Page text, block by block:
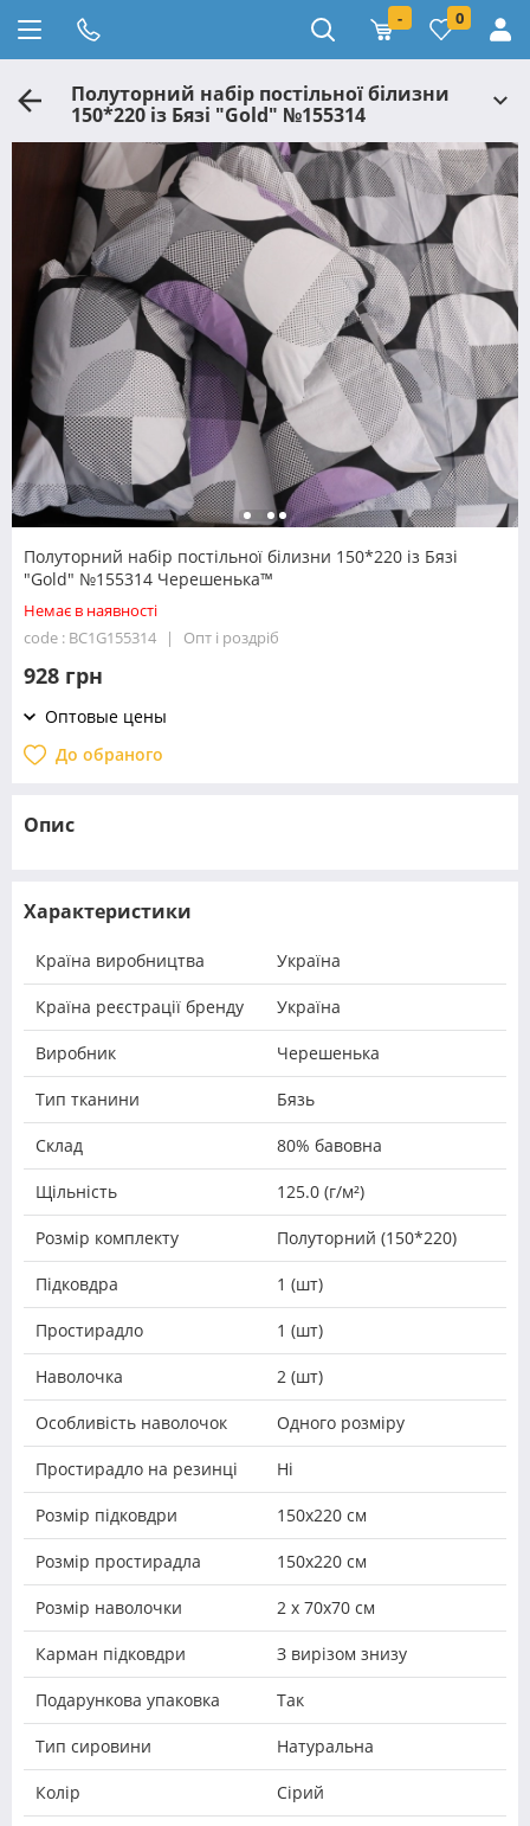
- 0
Полуторний набір постільної білизни
150*220 із Бязі "Gold" №155314
Черешенька™
Полуторний набір постільної білизни 150*220 із Бязі
"Gold" №155314 Черешенька™
Немає в наявності
code : BC1G155314
Опт і роздріб
928 грн
Оптовые цены
До обраного
Опис
Характеристики
Країна виробництва Україна
Країна реєстрації бренду Україна
Виробник Черешенька
Тип тканини Бязь
Склад 80% бавовна
Щільність 125.0 (г/м²)
Розмір комплекту Полуторний (150*220)
Підковдра 1 (шт)
Простирадло 1 (шт)
Наволочка 2 (шт)
Особливість наволочок Одного розміру
Простирадло на резинці Ні
Розмір підковдри 150х220 см
Розмір простирадла 150х220 см
Розмір наволочки 2 х 70х70 см
Карман підковдри З вирізом знизу
Подарункова упаковка Так
Тип сировини Натуральна
Колір Сірий